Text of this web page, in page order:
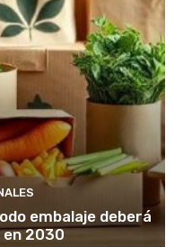
embalaje deberá
2030